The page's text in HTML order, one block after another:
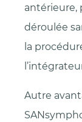
antérieure,
déroulée
la
Autre